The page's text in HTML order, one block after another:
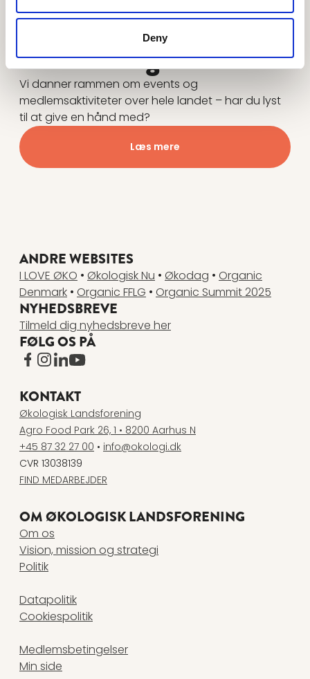
Deny
Bliv frivillig
Vi danner rammen om events og
medlemsaktiviteter over hele landet – har du lyst
til at give en hånd med?
Læs mere
ANDRE WEBSITES
I LOVE ØKO • Økologisk Nu • Økodag • Organic
Denmark • Organic FFLG • Organic Summit 2025
NYHEDSBREVE
Tilmeld dig nyhedsbreve her
FØLG OS PÅ
www.facebook.com
www.instagram.com
www.linkedin.com
www.youtube.com
KONTAKT
Økologisk Landsforening
Agro Food Park 26, 1 • 8200 Aarhus N
+45 87 32 27 00 • info@okologi.dk
CVR 13038139
FIND MEDARBEJDER
OM ØKOLOGISK LANDSFORENING
Om os
Vision, mission og strategi
Politik
Datapolitik
Cookiespolitik
Medlemsbetingelser
Min side